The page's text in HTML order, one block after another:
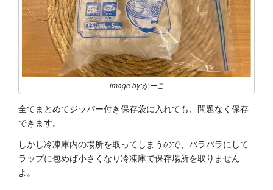
image by:かーこ
全てまとめてジッパー付き保存袋に入れても、問題なく保存
できます。
しかし冷凍庫内の場所を取ってしまうので、バラバラにして
ラップに包めば小さくなり冷凍庫で保存場所を取りません
よ。